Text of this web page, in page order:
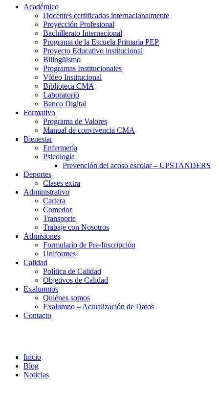
Académico
Docentes certificados internacionalmente
Proyección Profesional
Bachillerato Internacional
Programa de la Escuela Primaria PEP
Proyecto Educativo institucional
Bilingüismo
Programas Institucionales
Vídeo Institucional
Biblioteca CMA
Laboratorio
Banco Digital
Formativo
Programa de Valores
Manual de convivencia CMA
Bienestar
Enfermería
Psicología
Prevención del acoso escolar – UPSTANDERS
Deportes
Clases extra
Administrativo
Cartera
Comedor
Transporte
Trabaje con Nosotros
Admisiones
Formulario de Pre-Inscripción
Uniformes
Calidad
Política de Calidad
Objetivos de Calidad
Exalumnos
Quiénes somos
Exalumno – Actualización de Datos
Contacto
Inicio
Blog
Noticias